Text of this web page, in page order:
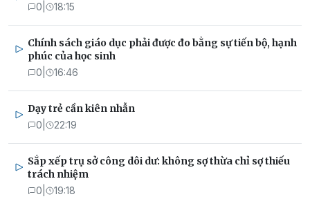
0 18:15
Chính sách giáo dục phải được đo bằng sự tiến bộ, hạnh
phúc của học sinh
0 16:46
Dạy trẻ cần kiên nhẫn
0 22:19
Sắp xếp trụ sở công dôi dư: không sợ thừa chỉ sợ thiếu
trách nhiệm
0 19:18